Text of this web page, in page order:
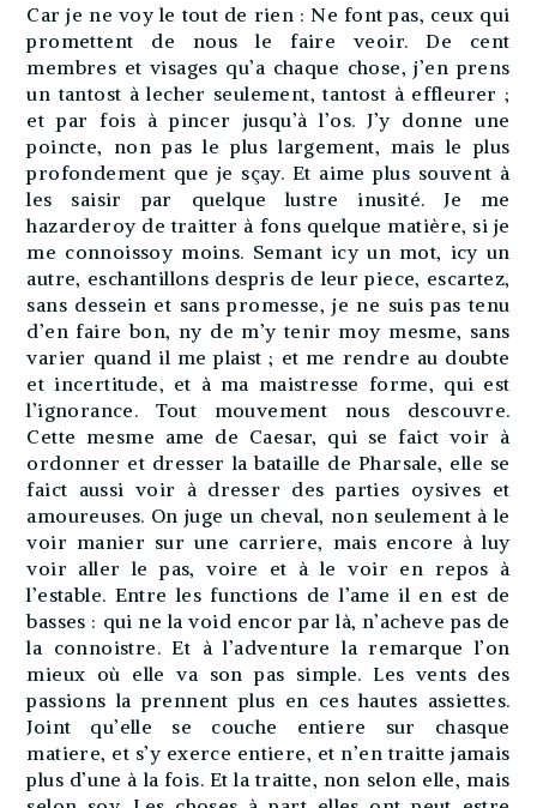
Car je ne voy le tout de rien : Ne font pas, ceux qui
promettent de nous le faire veoir. De cent
membres et visages qu’a chaque chose, j’en prens
un tantost à lecher seulement, tantost à effleurer ;
et par fois à pincer jusqu’à l’os. J’y donne une
poincte, non pas le plus largement, mais le plus
profondement que je sçay. Et aime plus souvent à
les saisir par quelque lustre inusité. Je me
hazarderoy de traitter à fons quelque matière, si je
me connoissoy moins. Semant icy un mot, icy un
autre, eschantillons despris de leur piece, escartez,
sans dessein et sans promesse, je ne suis pas tenu
d’en faire bon, ny de m’y tenir moy mesme, sans
varier quand il me plaist ; et me rendre au doubte
et incertitude, et à ma maistresse forme, qui est
l’ignorance. Tout mouvement nous descouvre.
Cette mesme ame de Caesar, qui se faict voir à
ordonner et dresser la bataille de Pharsale, elle se
faict aussi voir à dresser des parties oysives et
amoureuses. On juge un cheval, non seulement à le
voir manier sur une carriere, mais encore à luy
voir aller le pas, voire et à le voir en repos à
l’estable. Entre les functions de l’ame il en est de
basses : qui ne la void encor par là, n’acheve pas de
la connoistre. Et à l’adventure la remarque l’on
mieux où elle va son pas simple. Les vents des
passions la prennent plus en ces hautes assiettes.
Joint qu’elle se couche entiere sur chasque
matiere, et s’y exerce entiere, et n’en traitte jamais
plus d’une à la fois. Et la traitte, non selon elle, mais